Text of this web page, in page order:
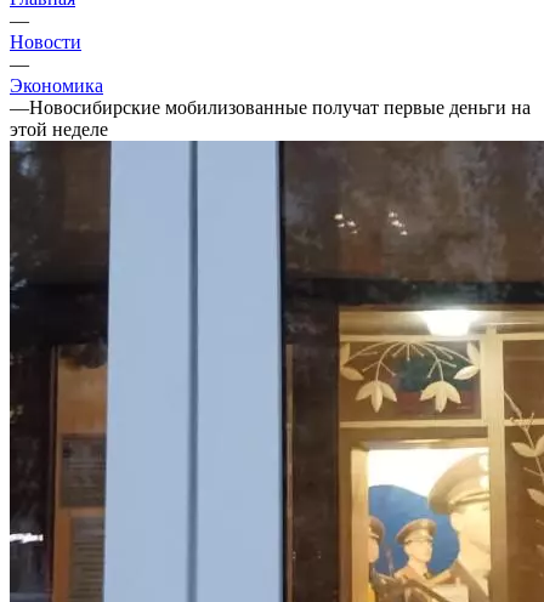
—
Новости
—
Экономика
—Новосибирские мобилизованные получат первые деньги на
этой неделе